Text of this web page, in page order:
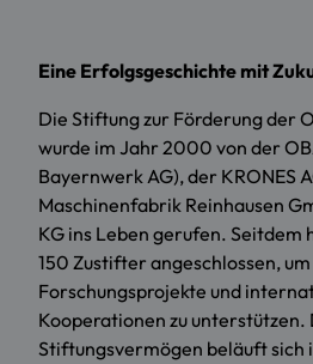
Eine Erfolgsgeschichte mit
Die Stiftung zur Förderung der
wurde im Jahr 2000 von der
Bayernwerk AG), der KRONES
Maschinenfabrik Reinhausen
KG ins Leben gerufen. Seitdem
150 Zustifter angeschlossen,
Forschungsprojekte und
Kooperationen zu unterstützen.
Stiftungsvermögen beläuft sich